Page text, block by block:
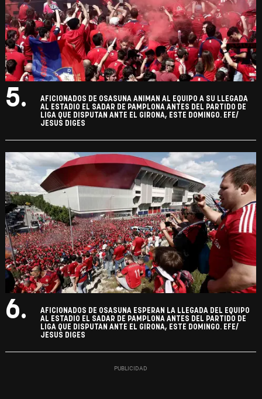
5.
AFICIONADOS DE OSASUNA ANIMAN AL EQUIPO A SU LLEGADA
AL ESTADIO EL SADAR DE PAMPLONA ANTES DEL PARTIDO DE
LIGA QUE DISPUTAN ANTE EL GIRONA, ESTE DOMINGO. EFE/
JESUS DIGES
6.
AFICIONADOS DE OSASUNA ESPERAN LA LLEGADA DEL EQUIPO
AL ESTADIO EL SADAR DE PAMPLONA ANTES DEL PARTIDO DE
LIGA QUE DISPUTAN ANTE EL GIRONA, ESTE DOMINGO. EFE/
JESUS DIGES